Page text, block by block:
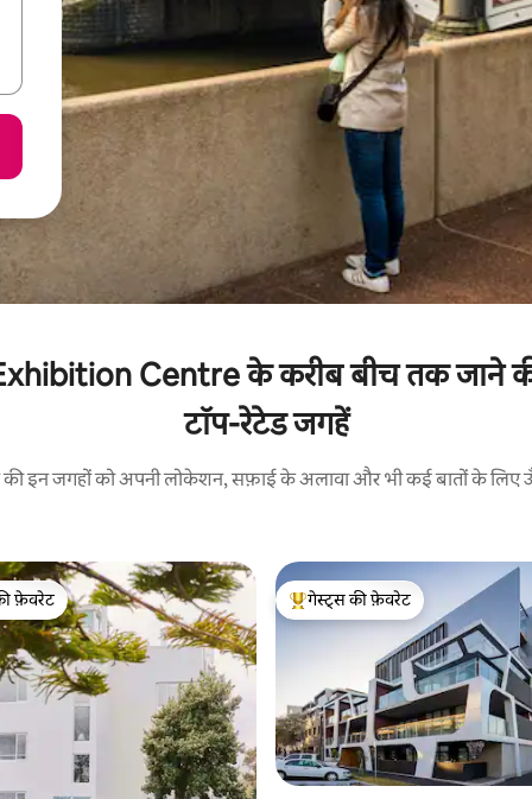
Centre के करीब बीच तक जाने की
टॉप-रेटेड जगहें
इन जगहों को अपनी लोकेशन, सफ़ाई के अलावा और भी कई बातों के लिए
फ़ेवरेट
फ़ेवरेट
गेस्ट्स का टॉप फ़ेवरेट
गेस्ट्स की फ़ेवरेट